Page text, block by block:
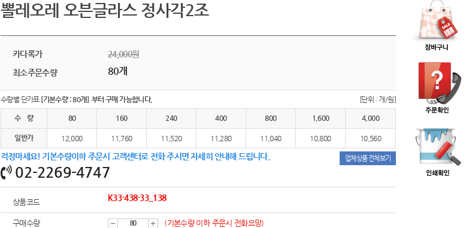
뽈레오레 오븐글라스 정사각2조
카다록가
24,000원
최소주문수량
80개
수량별 단가표 [기본수량 : 80개] 부터 구매 가능합니다. [단위 : 개/원]
수 량 80 160 240 400 800 1,600 4,000
일반가 12,000 11,760 11,520 11,280 11,040 10,800 10,560
걱정마세요! 기본수량이하 주문시 고객센터로 전화 주시면 자세히 안내해 드립니다.
02-2269-4747
업체상품 전체보기
상품코드 K33-438-33_138
구매수량
(기본수량 이하 주문시 전화요망)